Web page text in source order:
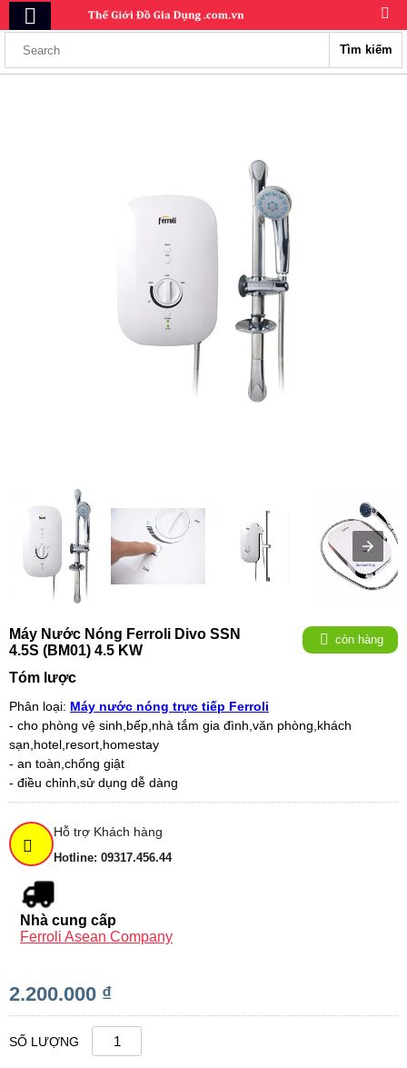
Tìm kiếm
Máy Nước Nóng Ferroli Divo SSN
4.5S (BM01) 4.5 KW
còn hàng
Tóm lược
Phân loại: Máy nước nóng trực tiếp Ferroli
- cho phòng vệ sinh,bếp,nhà tắm gia đình,văn phòng,khách
sạn,hotel,resort,homestay
- an toàn,chống giật
- điều chỉnh,sử dụng dễ dàng
Hỗ trợ Khách hàng
Hotline: 09317.456.44
Nhà cung cấp
Ferroli Asean Company
2.200.000 ₫
SỐ LƯỢNG